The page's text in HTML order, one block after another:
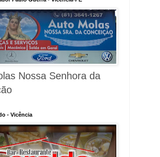
Nossa Senhora da
- Vicência